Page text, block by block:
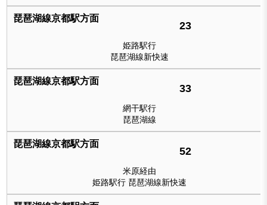
23
姫路駅行
琵琶湖線新快速
33
網干駅行
琵琶湖線
52
米原経由
姫路駅行 琵琶湖線新快速